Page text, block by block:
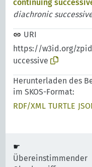
continuing
diachronic
URI
https://w3id.org/
uccessive
Herunterladen des
im SKOS-Format:
RDF/XML TURTLE
Übereinstimmender